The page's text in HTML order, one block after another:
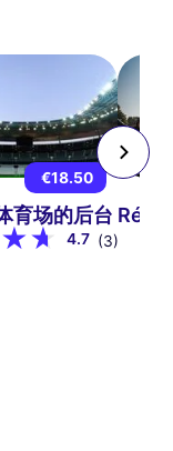
€18.50
育场的后台
4.7 (3)